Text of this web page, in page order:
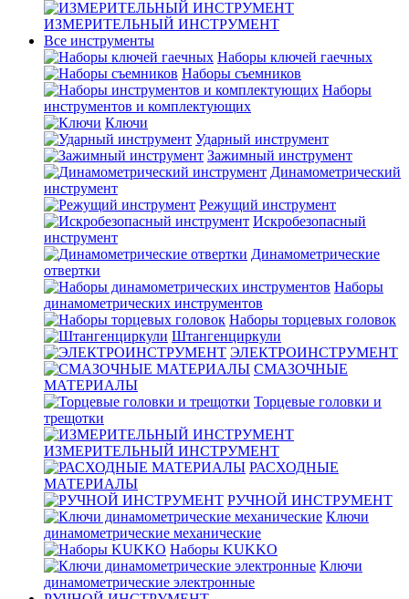
ИЗМЕРИТЕЛЬНЫЙ ИНСТРУМЕНТ
Все инструменты
Наборы ключей гаечных
Наборы съемников
Наборы
инструментов и комплектующих
Ключи
Ударный инструмент
Зажимный инструмент
Динамометрический
инструмент
Режущий инструмент
Искробезопасный
инструмент
Динамометрические
отвертки
Наборы
динамометрических инструментов
Наборы торцевых головок
Штангенциркули
ЭЛЕКТРОИНСТРУМЕНТ
СМАЗОЧНЫЕ
МАТЕРИАЛЫ
Торцевые головки и
трещотки
ИЗМЕРИТЕЛЬНЫЙ ИНСТРУМЕНТ
РАСХОДНЫЕ
МАТЕРИАЛЫ
РУЧНОЙ ИНСТРУМЕНТ
Ключи
динамометрические механические
Наборы KUKKO
Ключи
динамометрические электронные